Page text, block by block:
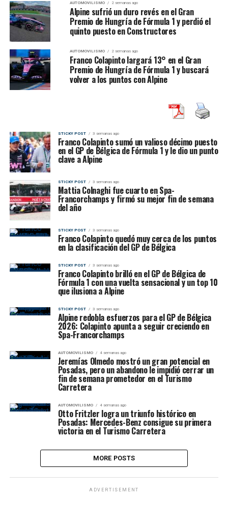
AUTOMOVILISMO 2 semanas ago
Alpine sufrió un duro revés en el Gran
Premio de Hungría de Fórmula 1 y perdió el
quinto puesto en Constructores
AUTOMOVILISMO 2 semanas ago
Franco Colapinto largará 13° en el Gran
Premio de Hungría de Fórmula 1 y buscará
volver a los puntos con Alpine
STICKY POST 3 semanas ago
Franco Colapinto sumó un valioso décimo puesto
en el GP de Bélgica de Fórmula 1 y le dio un punto
clave a Alpine
STICKY POST 3 semanas ago
Mattia Colnaghi fue cuarto en Spa-
Francorchamps y firmó su mejor fin de semana
del año
STICKY POST 3 semanas ago
Franco Colapinto quedó muy cerca de los puntos
en la clasificación del GP de Bélgica
STICKY POST 3 semanas ago
Franco Colapinto brilló en el GP de Bélgica de
Fórmula 1 con una vuelta sensacional y un top 10
que ilusiona a Alpine
STICKY POST 3 semanas ago
Alpine redobla esfuerzos para el GP de Bélgica
2026: Colapinto apunta a seguir creciendo en
Spa-Francorchamps
AUTOMOVILISMO 4 semanas ago
Jeremías Olmedo mostró un gran potencial en
Posadas, pero un abandono le impidió cerrar un
fin de semana prometedor en el Turismo
Carretera
AUTOMOVILISMO 4 semanas ago
Otto Fritzler logra un triunfo histórico en
Posadas: Mercedes-Benz consigue su primera
victoria en el Turismo Carretera
MORE POSTS
ADVERTISEMENT